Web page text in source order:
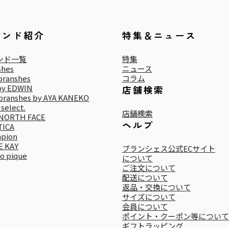
ド紹介
ド一覧
EDWIN
by AYA KANEKO
FACE
KAY
pique
特集＆ニュース
特集
ニュース
コラム
店舗検索
店舗検索
ヘルプ
ブランシェス公式ECサイト
について
ご注文について
配送について
返品・交換について
サイズについて
会員について
ポイント・クーポン等について
ギフトラッピング